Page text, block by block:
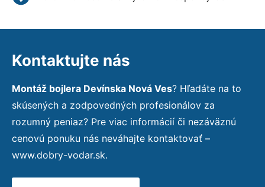
Kontaktujte nás
Montáž bojlera Devínska Nová Ves? Hľadáte na to
skúsených a zodpovedných profesionálov za
rozumný peniaz? Pre viac informácií či nezáväznú
cenovú ponuku nás neváhajte kontaktovať –
www.dobry-vodar.sk.